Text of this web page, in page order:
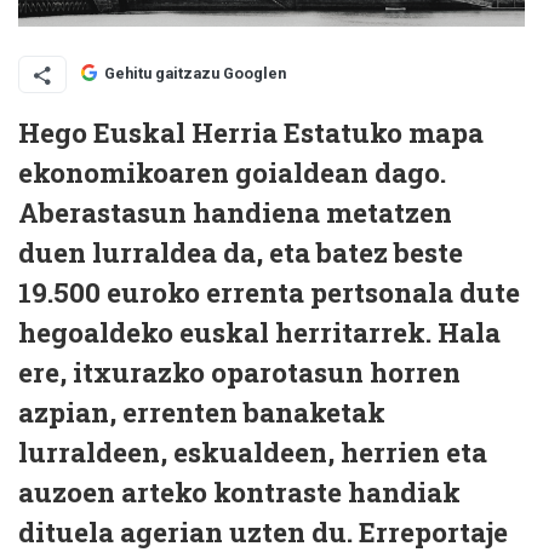
Gehitu gaitzazu Googlen
Hego Euskal Herria Estatuko mapa
ekonomikoaren goialdean dago.
Aberastasun handiena metatzen
duen lurraldea da, eta batez beste
19.500 euroko errenta pertsonala dute
hegoaldeko euskal herritarrek. Hala
ere, itxurazko oparotasun horren
azpian, errenten banaketak
lurraldeen, eskualdeen, herrien eta
auzoen arteko kontraste handiak
dituela agerian uzten du. Erreportaje